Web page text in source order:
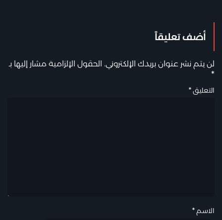
أضف تعليقاً
لن يتم نشر عنوان بريدك الإلكتروني. الحقول الإلزامية مشار إليها بـ
*
التعليق*
الاسم *